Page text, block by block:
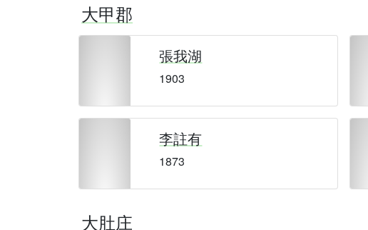
大甲郡
張我湖
1903
李註有
1873
大肚庄